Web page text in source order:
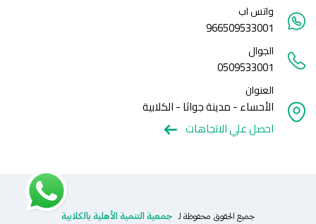
واتس اب
966509533001
الجوال
0509533001
العنوان
الأحساء - مدينة جواثا - الكلابية
احصل علي الاتجاهات
جميع الحقوق محفوظة لـ جمعية التنمية الأهلية بالكلابية